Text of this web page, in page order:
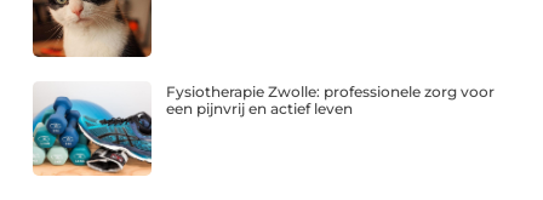
Fysiotherapie Zwolle: professionele zorg voor
een pijnvrij en actief leven